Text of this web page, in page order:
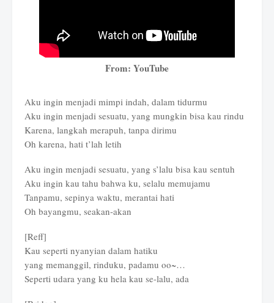
From: YouTube
Aku ingin menjadi mimpi indah, dalam tidurmu
Aku ingin menjadi sesuatu, yang mungkin bisa kau rindu
Karena, langkah merapuh, tanpa dirimu
Oh karena, hati t’lah letih
Aku ingin menjadi sesuatu, yang s’lalu bisa kau sentuh
Aku ingin kau tahu bahwa ku, selalu memujamu
Tanpamu, sepinya waktu, merantai hati
Oh bayangmu, seakan-akan
[Reff]
Kau seperti nyanyian dalam hatiku
yang memanggil, rinduku, padamu oo~…
Seperti udara yang ku hela kau se-lalu, ada